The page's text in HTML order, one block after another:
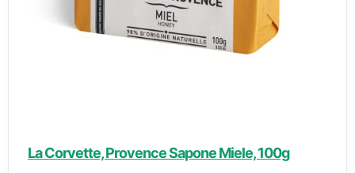
La Corvette, Provence Sapone Miele, 100g